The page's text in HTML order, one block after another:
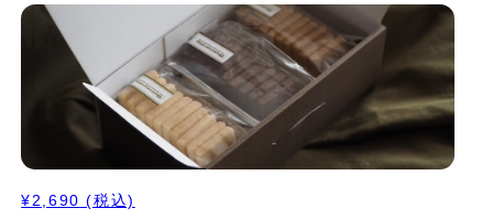
¥2,690 (税込)